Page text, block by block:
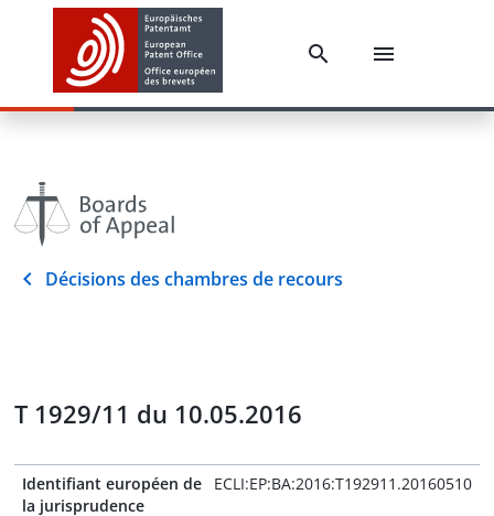
Décisions des chambres de recours
T 1929/11 du 10.05.2016
Identifiant européen de
la jurisprudence
ECLI:EP:BA:2016:T192911.20160510